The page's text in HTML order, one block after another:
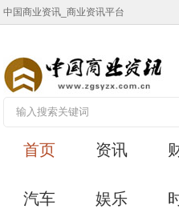
中国商业资讯_商业资讯平台
首页 资讯
汽车 娱乐